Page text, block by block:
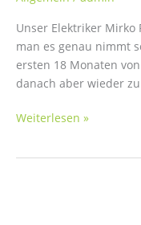
Unser Elektriker Mirko
man es genau nimmt
ersten 18 Monaten
danach aber wieder
25
bei
Weiterlesen »